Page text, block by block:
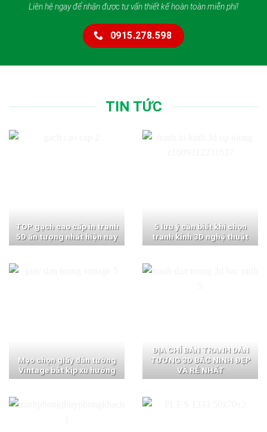
Liên hệ ngay để nhận được tư vấn thiết kế hoàn toàn miễn phí!
0915.278.598
TIN TỨC
TOP gạch cao cấp in tranh
5D ấn tượng nhất hiện nay
5 lưu ý cần biết khi chọn
tranh kính 3D nghệ thuật
Mẹo chọn giấy dán tường
Vintage bắt kịp xu hướng
ĐỊA CHỈ BÁN TRANH DÁN
TƯỜNG 3D BẮC NINH ĐẸP
VÀ RẺ NHẤT